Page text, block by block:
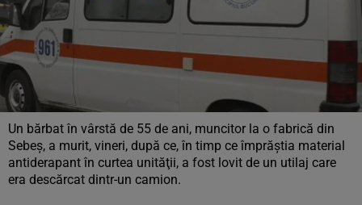
Un bărbat în vârstă de 55 de ani, muncitor la o fabrică din
Sebeş, a murit, vineri, după ce, în timp ce împrăştia material
antiderapant în curtea unităţii, a fost lovit de un utilaj care
era descărcat dintr-un camion.